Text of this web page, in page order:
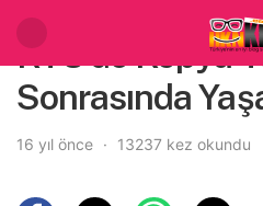
KTÜ’de Kopya
Sonrasında
16 yıl önce 13237 kez okundu